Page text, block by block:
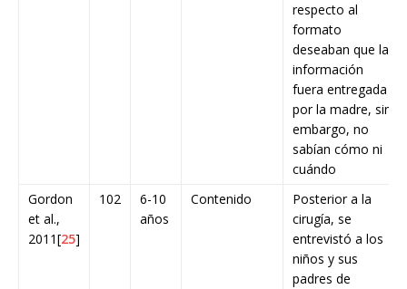
respecto al
formato
deseaban que la
información
fuera entregada
por la madre, sin
embargo, no
sabían cómo ni
cuándo
Gordon
et al.,
2011[25]
102
6-10
años
Contenido
Posterior a la
cirugía, se
entrevistó a los
niños y sus
padres de